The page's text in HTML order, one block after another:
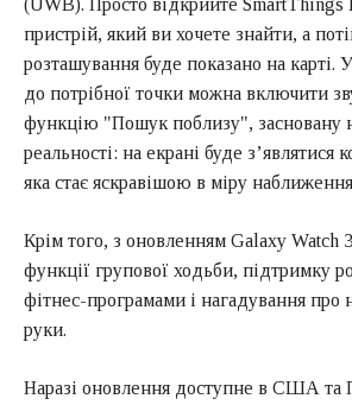
(UWB). Просто відкрийте SmartThings
пристрій, який ви хочете знайти, а
розташування буде показано на карті.
до потрібної точки можна включити
функцію "Пошук поблизу", засновану
реальності: на екрані буде з’являтися
яка стає яскравішою в міру
Крім того, з оновленням Galaxy Watch
функції групової ходьби, підтримку
фітнес-програмами і нагадування про
руки.
Наразі оновлення доступне в США та